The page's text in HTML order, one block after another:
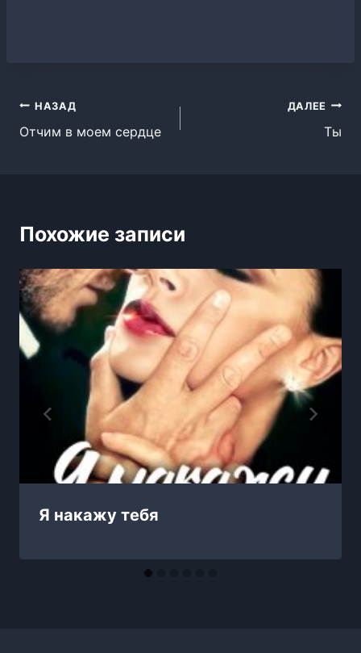
Навигация
по
НАЗАД
Отчим в моем сердце
ДАЛЕЕ
Ты
Похожие записи
Я накажу тебя